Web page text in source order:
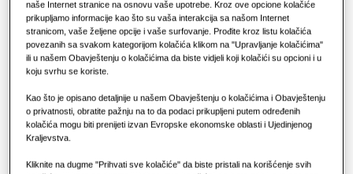
Kancelarija
Održivost
2.2KW 2.8KW 3.6KW 5.6KW
Dostupna snaga
naše Internet stranice na osnovu vaše upotrebe. Kroz ove opcione kolačiće
prikupljamo informacije kao što su vaša interakcija sa našom Internet
stranicom, vaše željene opcije i vaše surfovanje. Prođite kroz listu kolačića
povezanih sa svakom kategorijom kolačića klikom na "Upravljanje kolačićima"
ili u našem Obavještenju o kolačićima da biste vidjeli koji kolačići su opcioni i u
koju svrhu se koriste.
Kao što je opisano detaljnije u našem Obavještenju o kolačićima i Obavještenju
o privatnosti, obratite pažnju na to da podaci prikupljeni putem određenih
kolačića mogu biti prenijeti izvan Evropske ekonomske oblasti i Ujedinjenog
Kraljevstva.
Kliknite na dugme "Prihvati sve kolačiće" da biste pristali na korišćenje svih